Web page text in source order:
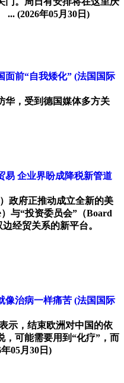
... (2026年05月30日)
面前“自我矮化” (法国国际
华，受到德国媒体多方关
易 企业界盼成降税新管道
政府正推动成立全新的美
与“投资委员会”（Board
经贸关系的新平台。
像治病一样痛苦 (法国国际
示，结束欧洲对中国的依
，可能需要用到“化疗”，而
年05月30日)